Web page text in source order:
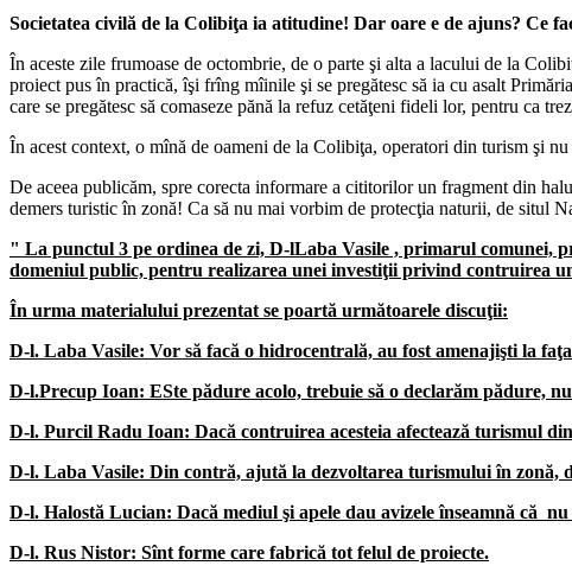
Societatea civilă de la Colibiţa ia atitudine! Dar oare e de ajuns? Ce
În aceste zile frumoase de octombrie, de o parte şi alta a lacului de la
proiect pus în practică, îşi frîng mîinile şi se pregătesc să ia cu asalt
care se pregătesc să comaseze pănă la refuz cetăţeni fideli lor, pentru ca
În acest context, o mînă de oameni de la Colibiţa, operatori din turism şi
De aceea publicăm, spre corecta informare a cititorilor un fragment din
demers turistic în zonă! Ca să nu mai vorbim de protecţia naturii, de situl
" La punctul 3 pe ordinea de zi, D-lLaba Vasile , primarul comunei,
domeniul public, pentru realizarea unei investiţii privind contruirea
În urma materialului prezentat se poartă următoarele discuţii:
D-l. Laba Vasile: Vor să facă o hidrocentrală, au fost amenajişti la
D-l.Precup Ioan: ESte pădure acolo, trebuie să o declarăm pădure,
D-l. Purcil Radu Ioan: Dacă contruirea acesteia afectează turismul
D-l. Laba Vasile: Din contră, ajută la dezvoltarea turismului în zonă,
D-l. Halostă Lucian: Dacă mediul şi apele dau avizele înseamnă că
D-l. Rus Nistor: Sînt forme care fabrică tot felul de proiecte.